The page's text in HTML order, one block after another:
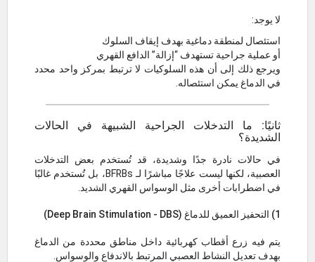
لا يوجد:
استئصال لمنطقة دماغية بهدف إيقاف السلوك
أو عملية جراحية تستهدف “إزالة” الدافع القهري
ويرجع ذلك إلى أن هذه السلوكيات لا ترتبط بمركز واحد محدد
في الدماغ يمكن استئصاله.
ثانيًا: ما التدخلات الجراحية الشبيهة في الحالات
الشديدة؟
في حالات نادرة جدًا وشديدة، قد تُستخدم بعض التدخلات
العصبية، لكنها ليست علاجًا مباشرًا لـ BFRBs، بل تُستخدم غالبًا
في اضطرابات أخرى مثل الوسواس القهري الشديد.
1) التحفيز العميق للدماغ (Deep Brain Stimulation - DBS)
يتم فيه زرع أقطاب كهربائية داخل مناطق محددة من الدماغ
بهدف تعديل النشاط العصبي المرتبط بالاندفاع والوسواس.